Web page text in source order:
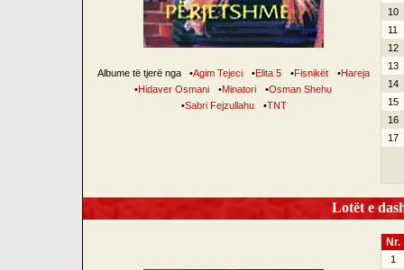
Albume të tjerë nga •Agim Tejeci •Elita 5 •Fisnikët •Hareja
•Hidaver Osmani •Minatori •Osman Shehu
•Sabri Fejzullahu •TNT
10
11
12
13
14
15
16
17
Lotët e
Nr.
1